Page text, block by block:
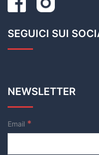
SEGUICI SUI
NEWSLETTER
Email *